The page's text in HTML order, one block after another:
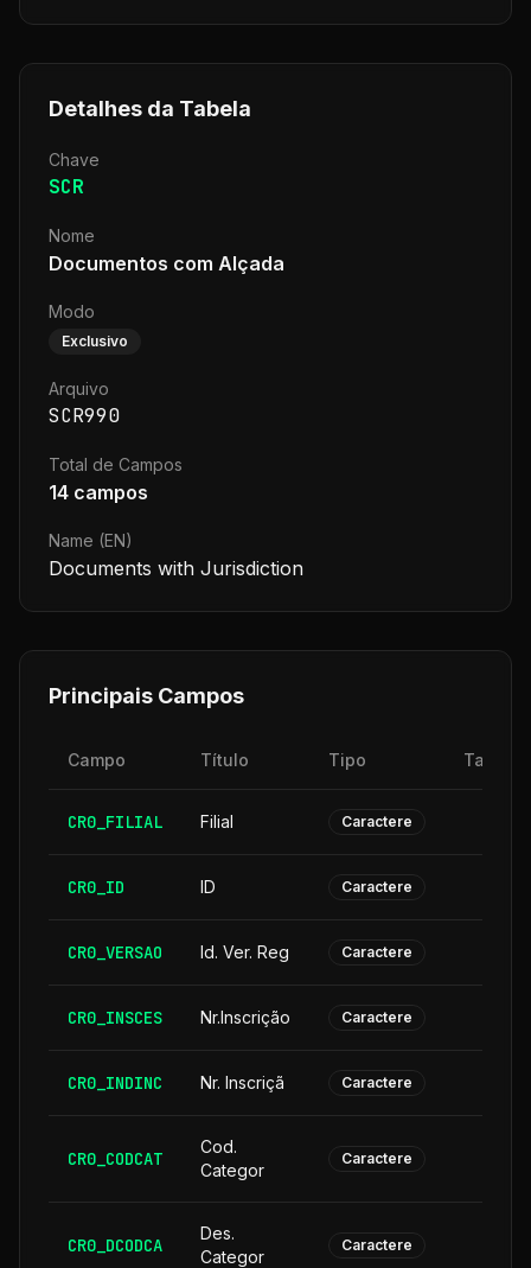
Detalhes da Tabela
Chave
SCR
Nome
Documentos com Alçada
Modo
Exclusivo
Arquivo
SCR990
Total de Campos
14 campos
Name (EN)
Documents with Jurisdiction
Principais Campos
Campo Título Tipo
CR0_FILIAL Filial Caractere
CR0_ID ID Caractere
CR0_VERSAO Id. Ver. Reg Caractere
CR0_INSCES Nr.Inscrição Caractere
CR0_INDINC Nr. Inscriçã Caractere
CR0_CODCAT
Cod.
Categor
Caractere
CR0_DCODCA
Des.
Categor
Caractere